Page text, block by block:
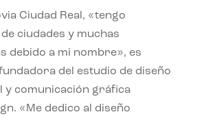
Ciudad Real, «tengo
ciudades y muchas
debido a mi nombre», es
del estudio de diseño
y comunicación gráfica
«Me dedico al diseño